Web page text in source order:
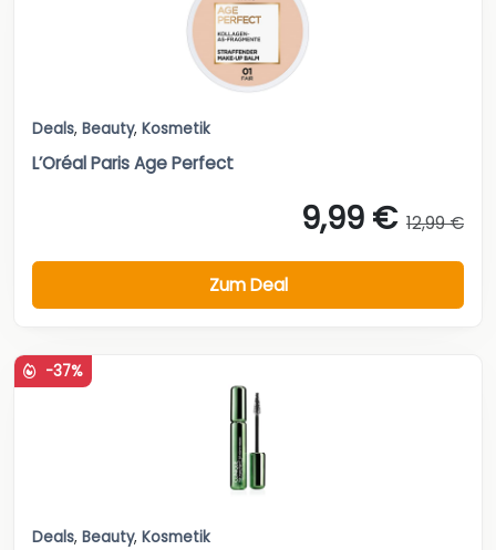
Deals, Beauty, Kosmetik
L’Oréal Paris Age Perfect
9,99 € 12,99 €
Zum Deal
-37%
Deals, Beauty, Kosmetik